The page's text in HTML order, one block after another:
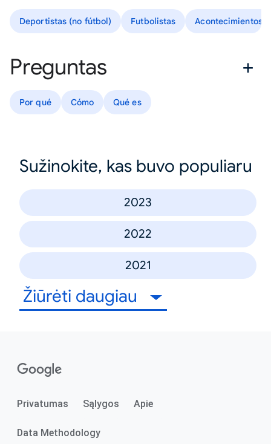
Deportistas (no fútbol) Futbolistas Acontecimientos
Preguntas
Por qué Cómo Qué es
Sužinokite, kas buvo populiaru
2023
2022
2021
Žiūrėti daugiau
Privatumas Sąlygos Apie
Data Methodology